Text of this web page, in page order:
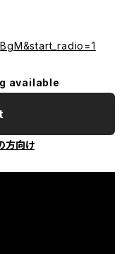
available
方向け